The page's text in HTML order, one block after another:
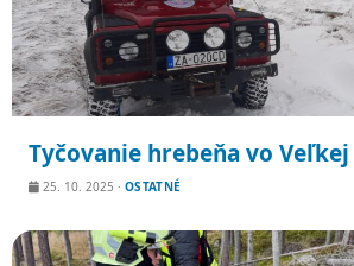
Tyčovanie hrebeňa vo
25. 10. 2025 · OSTATNÉ